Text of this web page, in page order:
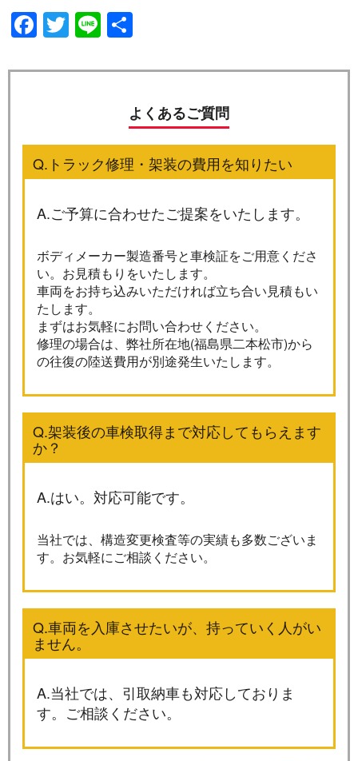
Facebook
Twitter
Line
よくあるご質問
Q.トラック修理・架装の費用を知りたい
A.ご予算に合わせたご提案をいたします。
ボディメーカー製造番号と車検証をご用意くださ
い。お見積もりをいたします。
車両をお持ち込みいただければ立ち合い見積もい
たします。
まずはお気軽にお問い合わせください。
修理の場合は、弊社所在地(福島県二本松市)から
の往復の陸送費用が別途発生いたします。
Q.架装後の車検取得まで対応してもらえます
か？
A.はい。対応可能です。
当社では、構造変更検査等の実績も多数ございま
す。お気軽にご相談ください。
Q.車両を入庫させたいが、持っていく人がい
ません。
A.当社では、引取納車も対応しておりま
す。ご相談ください。